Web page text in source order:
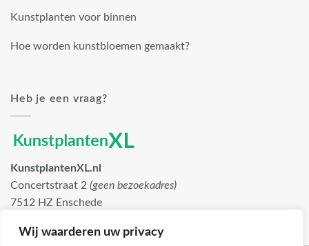
Wij waarderen uw privacy
Kunstplanten voor binnen
Hoe worden kunstbloemen gemaakt?
Heb je een vraag?
KunstplantenXL.nl
Concertstraat 2 (geen bezoekadres)
7512 HZ Enschede